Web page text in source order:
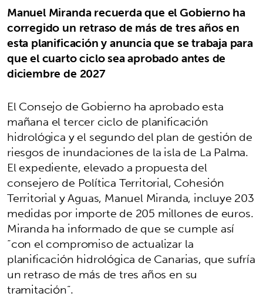
Manuel Miranda recuerda que el Gobierno ha
corregido un retraso de más de tres años en
esta planificación y anuncia que se trabaja para
que el cuarto ciclo sea aprobado antes de
diciembre de 2027
El Consejo de Gobierno ha aprobado esta
mañana el tercer ciclo de planificación
hidrológica y el segundo del plan de gestión de
riesgos de inundaciones de la isla de La Palma.
El expediente, elevado a propuesta del
consejero de Política Territorial, Cohesión
Territorial y Aguas, Manuel Miranda, incluye 203
medidas por importe de 205 millones de euros.
Miranda ha informado de que se cumple así
“con el compromiso de actualizar la
planificación hidrológica de Canarias, que sufría
un retraso de más de tres años en su
tramitación”.